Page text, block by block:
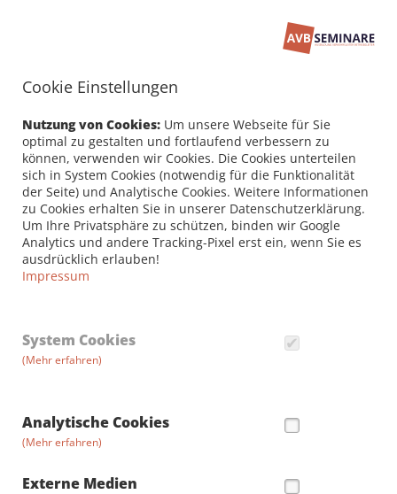
Cookie Einstellungen
Nutzung von Cookies: Um unsere Webseite für Sie
optimal zu gestalten und fortlaufend verbessern zu
können, verwenden wir Cookies. Die Cookies unterteilen
sich in System Cookies (notwendig für die Funktionalität
der Seite) und Analytische Cookies. Weitere Informationen
zu Cookies erhalten Sie in unserer Datenschutzerklärung.
Um Ihre Privatsphäre zu schützen, binden wir Google
Analytics und andere Tracking-Pixel erst ein, wenn Sie es
ausdrücklich erlauben!
Impressum
System Cookies
(Mehr erfahren)
Analytische Cookies
(Mehr erfahren)
Externe Medien
Seminarbuchung
PERSÖNLICHE DATEN /
RECHNUNGSANSCHRIFT
Firma
Vorname *